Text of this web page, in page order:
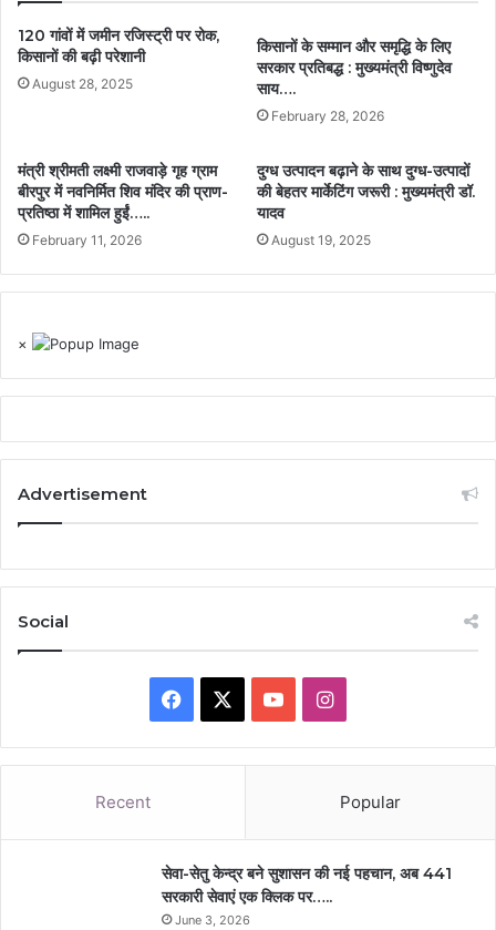
120 गांवों में जमीन रजिस्ट्री पर रोक,
किसानों की बढ़ी परेशानी
August 28, 2025
किसानों के सम्मान और समृद्धि के लिए
सरकार प्रतिबद्ध : मुख्यमंत्री विष्णुदेव
साय….
February 28, 2026
मंत्री श्रीमती लक्ष्मी राजवाड़े गृह ग्राम
बीरपुर में नवनिर्मित शिव मंदिर की प्राण-
प्रतिष्ठा में शामिल हुईं…..
February 11, 2026
दुग्ध उत्पादन बढ़ाने के साथ दुग्ध-उत्पादों
की बेहतर मार्केटिंग जरूरी : मुख्यमंत्री डॉ.
यादव
August 19, 2025
×
Advertisement
Social
Facebook YouTubeInstagram
Recent Popular
सेवा-सेतु केन्द्र बने सुशासन की नई पहचान, अब 441
सरकारी सेवाएं एक क्लिक पर…..
June 3, 2026